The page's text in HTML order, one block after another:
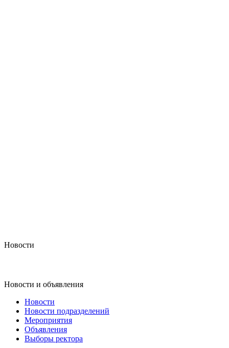
Новости
Новости и объявления
Новости
Новости подразделений
Мероприятия
Объявления
Выборы ректора